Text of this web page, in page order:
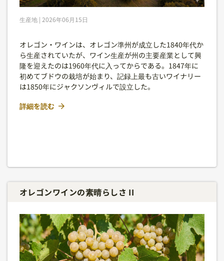
生産地 | 2026年06月15日
オレゴン・ワインは、オレゴン準州が成立した1840年代か
ら生産されていたが、ワイン生産が州の主要産業として興
隆を迎えたのは1960年代に入ってからである。1847年に
初めてブドウの栽培が始まり、記録上最も古いワイナリー
は1850年にジャクソンヴィルで設立した。
詳細を読む
オレゴンワインの素晴らしさ II